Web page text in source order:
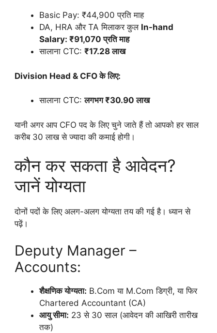
Basic Pay: ₹44,900 प्रति माह
DA, HRA और TA मिलाकर कुल In-hand
Salary: ₹91,070 प्रति माह
सालाना CTC: ₹17.28 लाख
Division Head & CFO के लिए:
सालाना CTC:लगभग ₹30.90 लाख
यानी अगर आप CFO पद के लिए चुने जाते हैं तो आपको हर साल
करीब 30 लाख से ज्यादा की कमाई होगी।
कौन कर सकता है आवेदन?
जानें योग्यता
दोनों पदों के लिए अलग-अलग योग्यता तय की गई है। ध्यान से
पढ़ें।
Deputy Manager –
Accounts:
शैक्षणिक योग्यता: B.Com या M.Com डिग्री, या फिर
Chartered Accountant (CA)
आयु सीमा: 23 से 30 साल (आवेदन की आखिरी तारीख
तक)